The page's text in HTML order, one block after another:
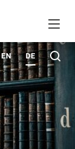
EN DE
MENÜ